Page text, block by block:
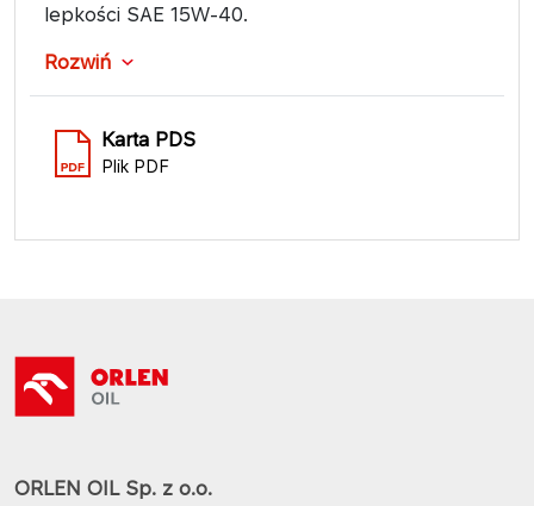
lepkości SAE 15W-40.
Rozwiń
Karta PDS
Plik PDF
ORLEN OIL Sp. z o.o.